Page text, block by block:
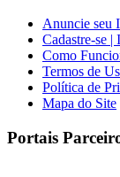
Anuncie seu
Cadastre-se
Como
Termos de
Política de
Mapa do Site
Portais